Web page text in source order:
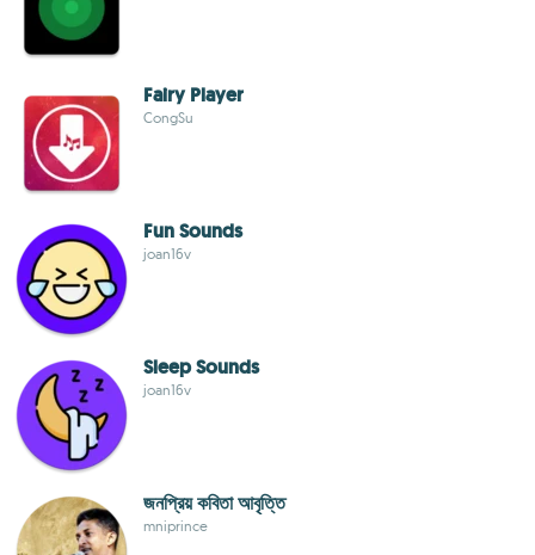
Fairy Player
CongSu
Fun Sounds
joan16v
Sleep Sounds
joan16v
জনপ্রিয় কবিতা আবৃত্তি
mniprince